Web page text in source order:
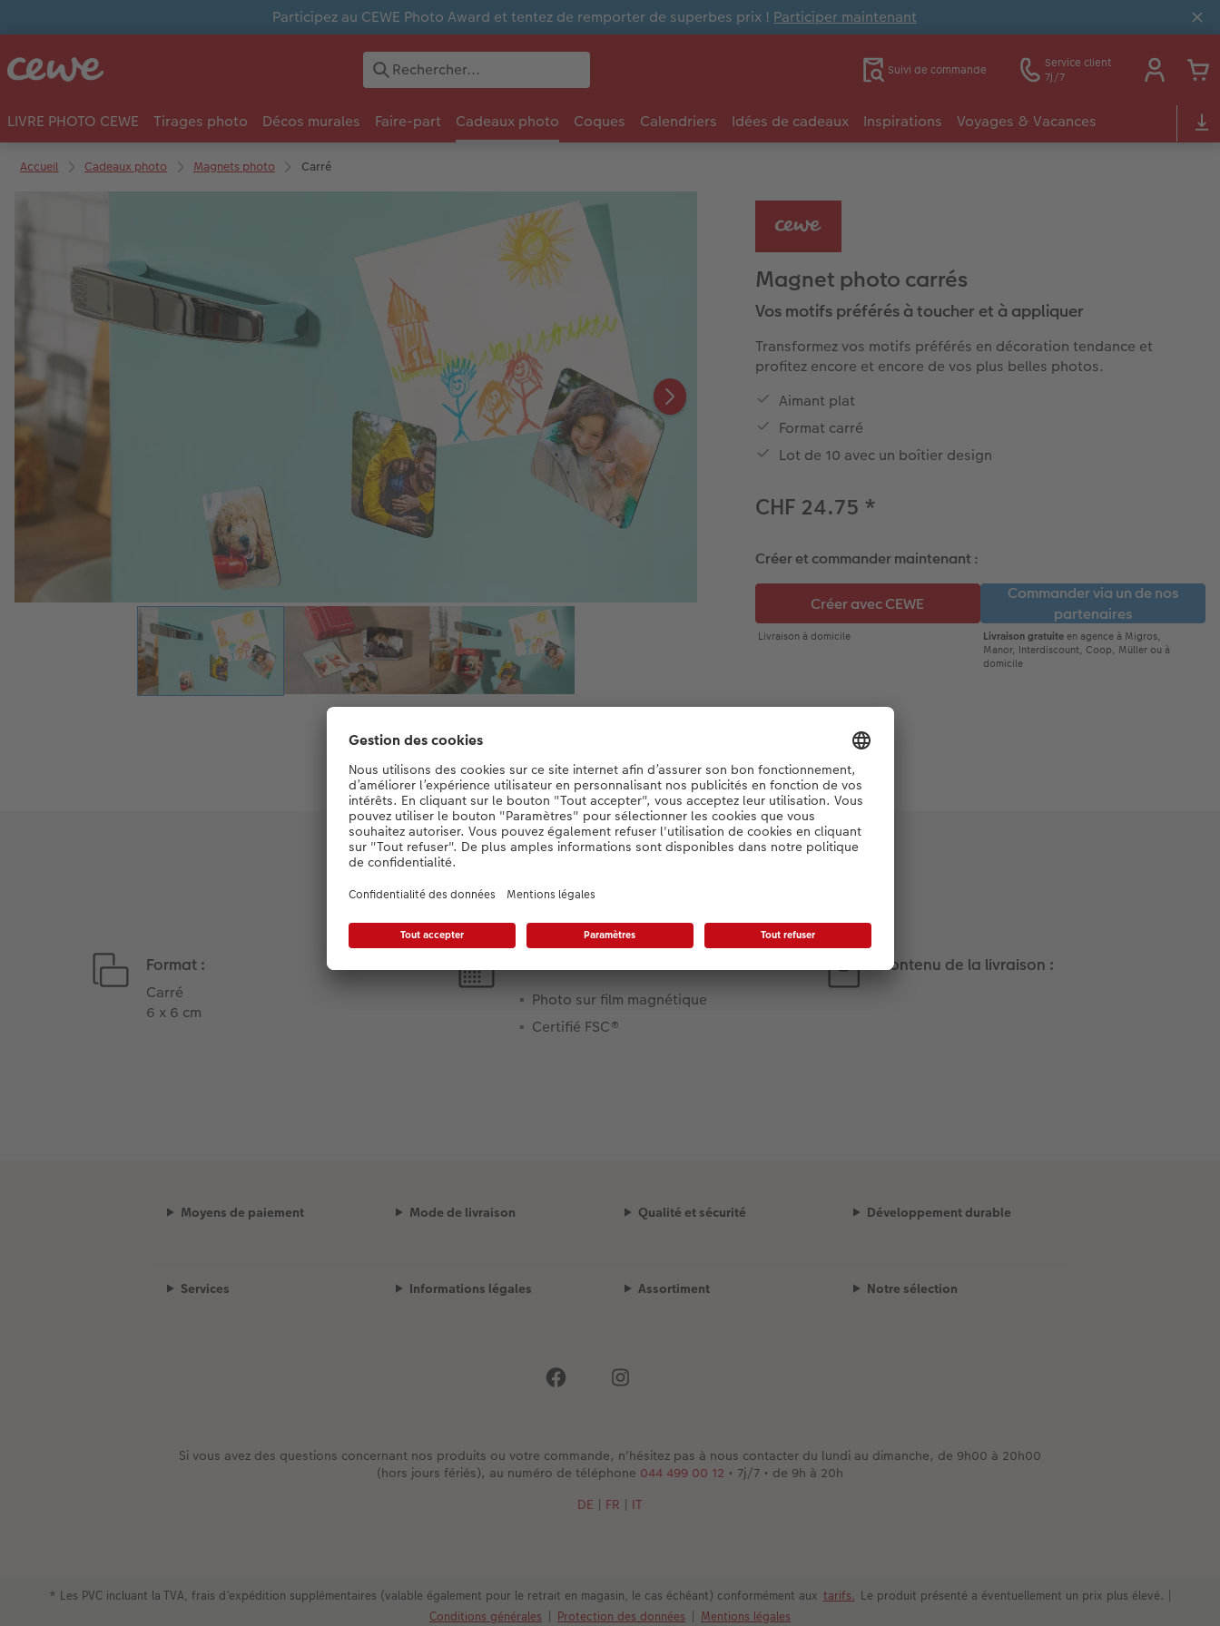
Participez au CEWE Photo Award et tentez de remporter de superbes prix ! Participer maintenant
Suivi de commande
Service client
7j/7
LIVRE PHOTO CEWE Tirages photo Décos murales Faire-part Cadeaux photo Coques Calendriers Idées de cadeaux Inspirations Voyages & Vacances
Accueil Cadeaux photo Magnets photo Carré
Magnet photo carrés
Vos motifs préférés à toucher et à appliquer
Transformez vos motifs préférés en décoration tendance et
profitez encore et encore de vos plus belles photos.
Aimant plat
Format carré
Lot de 10 avec un boîtier design
CHF 24.75 *
Créer et commander maintenant :
Détails du produit
Format :
Carré
6 x 6 cm
Photo sur film magnétique
Certifié FSC®
Contenu de la livraison :
Moyens de paiement Mode de livraison Qualité et sécurité Développement durable
Services Informations légales Assortiment Notre sélection
Si vous avez des questions concernant nos produits ou votre commande, n'hésitez pas à nous contacter du lundi au dimanche, de 9h00 à 20h00
(hors jours fériés), au numéro de téléphone 044 499 00 12 • 7j/7 • de 9h à 20h
DE | FR | IT
* Les PVC incluant la TVA, frais d’expédition supplémentaires (valable également pour le retrait en magasin, le cas échéant) conformément aux tarifs. Le produit présenté a éventuellement un prix plus élevé. |
Conditions générales | Protection des données | Mentions légales